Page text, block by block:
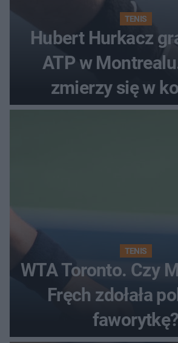
TENIS
Hubert Hurkacz
ATP w
zmierzy się w
rundzie?
TENIS
WTA Toronto. Czy
Fręch zdołała
faworytkę?